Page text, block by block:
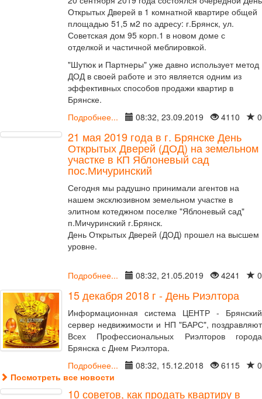
Открытых Дверей в 1 комнатной квартире общей
площадью 51,5 м2 по адресу: г.Брянск, ул.
Советская дом 95 корп.1 в новом доме с
отделкой и частичной меблировкой.
"Шутюк и Партнеры" уже давно использует метод
ДОД в своей работе и это является одним из
эффективных способов продажи квартир в
Брянске.
Подробнее...
08:32, 23.09.2019 4110 0
21 мая 2019 года в г. Брянске День
Открытых Дверей (ДОД) на земельном
участке в КП Яблоневый сад
пос.Мичуринский
Сегодня мы радушно принимали агентов на
нашем эксклюзивном земельном участке в
элитном котеджном поселке "Яблоневый сад"
п.Мичуринский г.Брянск.
День Открытых Дверей (ДОД) прошел на высшем
уровне.
Подробнее... 08:32, 21.05.2019 4241 0
15 декабря 2018 г - День Риэлтора
Информационная система ЦЕНТР - Брянский
сервер недвижимости и НП "БАРС", поздравляют
Всех Профессиональных Риэлторов города
Брянска с Днем Риэлтора.
Подробнее...
08:32, 15.12.2018 6115
0
Посмотреть все новости
10 советов, как продать квартиру в